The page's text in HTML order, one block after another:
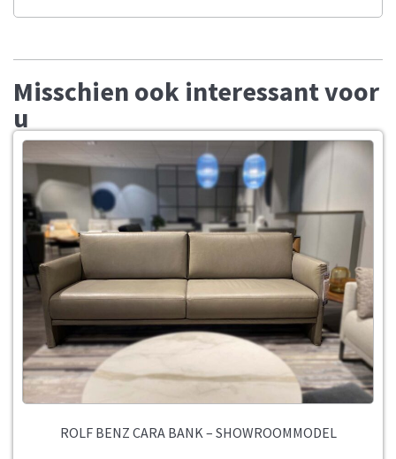
Misschien ook interessant voor
u
ROLF BENZ CARA BANK – SHOWROOMMODEL